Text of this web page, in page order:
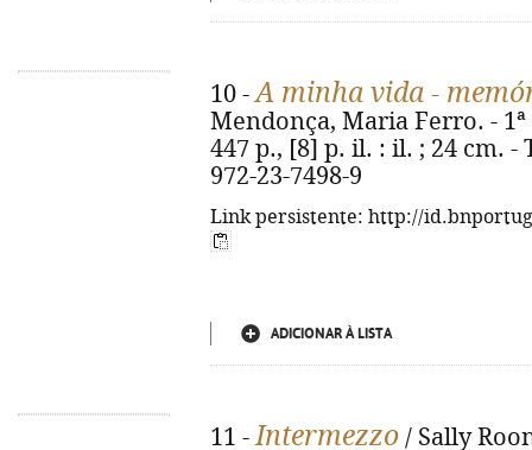
10 -A minha vida -
Mendonça, Maria Ferro. - 1ª
447 p., [8] p. il. : il. ; 24 cm. -
972-23-7498-9
Link persistente: http://
ADICIONAR À LISTA
11 -Intermezzo / Sally